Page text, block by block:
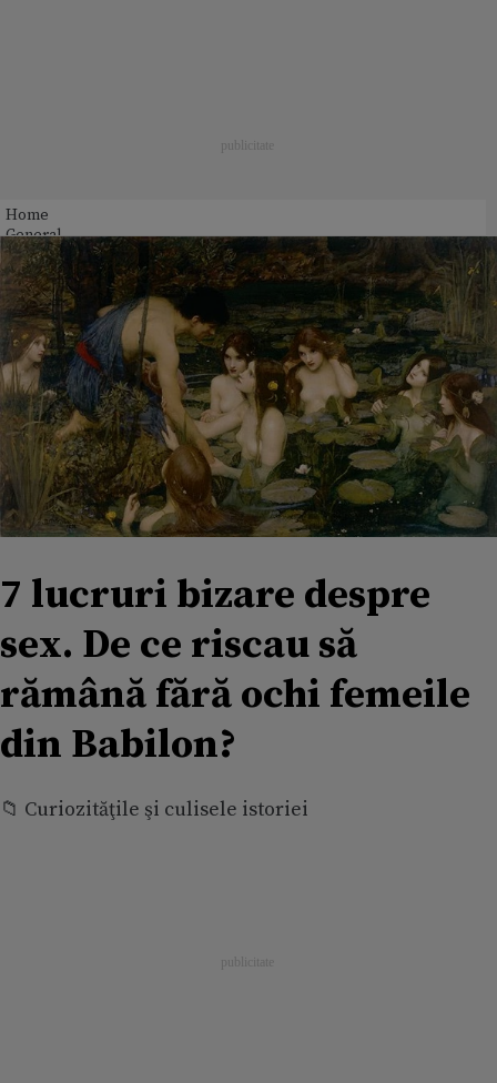
Home
General
7 lucruri bizare despre
sex. De ce riscau să
rămână fără ochi femeile
din Babilon?
📁 Curiozităţile şi culisele istoriei